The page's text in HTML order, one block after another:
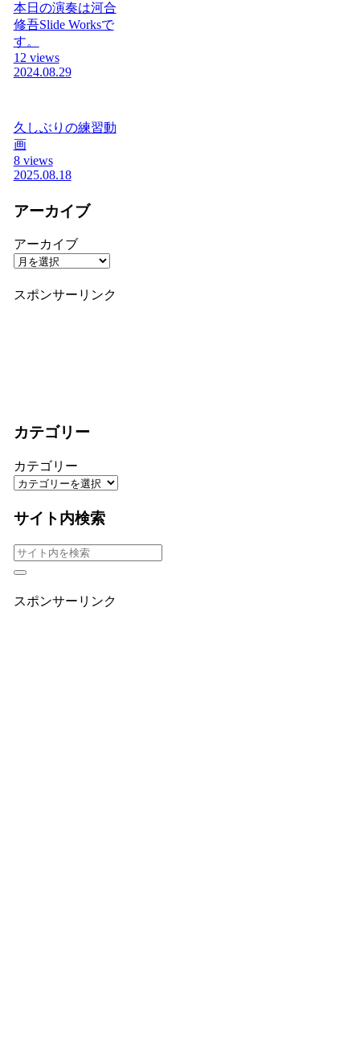
本日の演奏は河合
修吾Slide Worksで
す。
12 views
2024.08.29
久しぶりの練習動
画
8 views
2025.08.18
アーカイブ
アーカイブ
スポンサーリンク
カテゴリー
カテゴリー
サイト内検索
スポンサーリンク